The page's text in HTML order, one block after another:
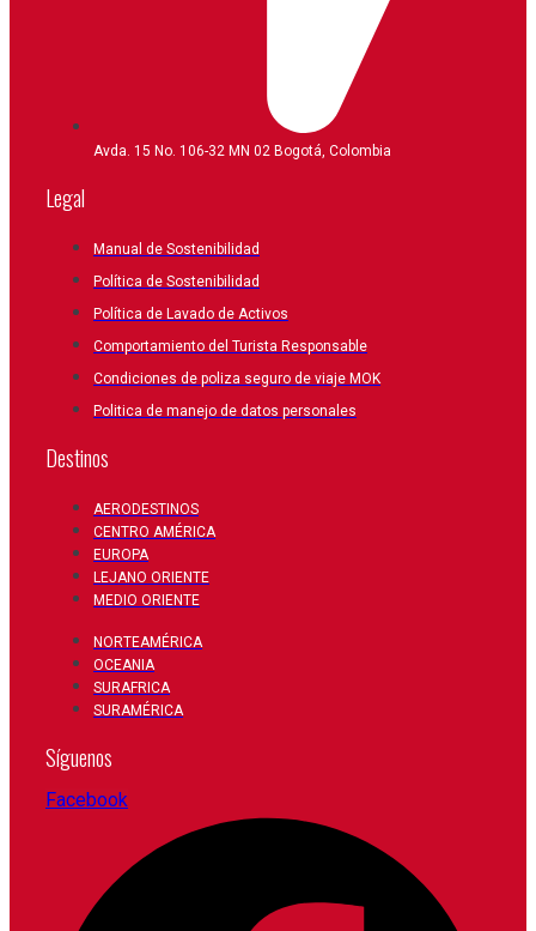
Avda. 15 No. 106-32 MN 02 Bogotá, Colombia
Legal
Manual de Sostenibilidad
Política de Sostenibilidad
Política de Lavado de Activos
Comportamiento del Turista Responsable
Condiciones de poliza seguro de viaje MOK
Politica de manejo de datos personales
Destinos
AERODESTINOS
CENTRO AMÉRICA
EUROPA
LEJANO ORIENTE
MEDIO ORIENTE
NORTEAMÉRICA
OCEANIA
SURAFRICA
SURAMÉRICA
Síguenos
Facebook